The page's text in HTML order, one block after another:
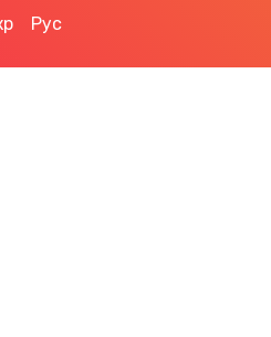
Рус